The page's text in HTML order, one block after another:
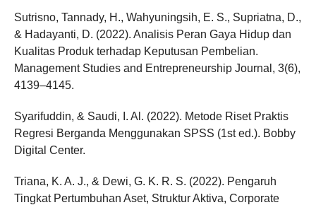
Sutrisno, Tannady, H., Wahyuningsih, E. S., Supriatna, D.,
& Hadayanti, D. (2022). Analisis Peran Gaya Hidup dan
Kualitas Produk terhadap Keputusan Pembelian.
Management Studies and Entrepreneurship Journal, 3(6),
4139–4145.
Syarifuddin, & Saudi, I. Al. (2022). Metode Riset Praktis
Regresi Berganda Menggunakan SPSS (1st ed.). Bobby
Digital Center.
Triana, K. A. J., & Dewi, G. K. R. S. (2022). Pengaruh
Tingkat Pertumbuhan Aset, Struktur Aktiva, Corporate